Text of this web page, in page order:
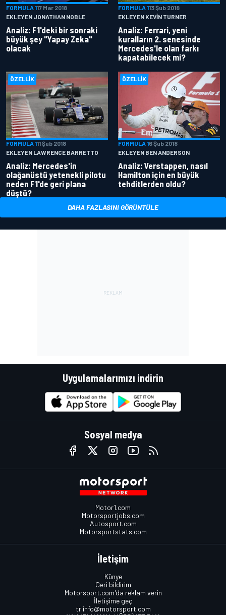
FORMULA 117 Mar 2018
EKLEYEN JONATHAN NOBLE
Analiz: F1'deki bir sonraki
büyük şey "Yapay Zeka"
olacak
FORMULA 113 Şub 2018
EKLEYEN KEVIN TURNER
Analiz: Ferrari, yeni
kuralların 2. senesinde
Mercedes'le olan farkı
kapatabilecek mi?
ÖZELLIK
FORMULA 111 Şub 2018
EKLEYEN LAWRENCE BARRETTO
Analiz: Mercedes'in
olağanüstü yetenekli pilotu
neden F1'de geri plana
düştü?
ÖZELLIK
FORMULA 16 Şub 2018
EKLEYEN BEN ANDERSON
Analiz: Verstappen, nasıl
Hamilton için en büyük
tehditlerden oldu?
DAHA FAZLASINI GÖRÜNTÜLE
Uygulamalarımızı indirin
Sosyal medya
Motor1.com
Motorsportjobs.com
Autosport.com
Motorsportstats.com
İletişim
Künye
Geri bildirim
Motorsport.com'da reklam verin
İletişime geç
tr.info@motorsport.com